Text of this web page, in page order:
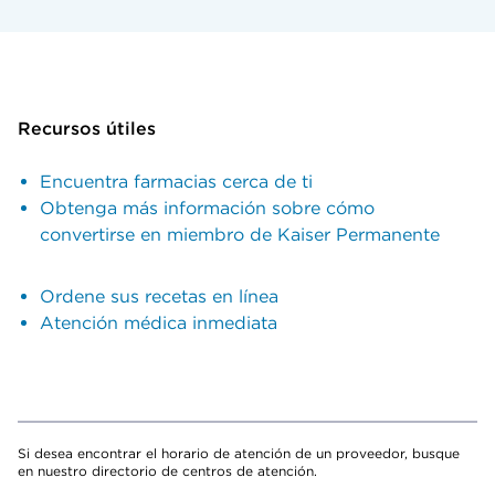
Recursos útiles
Encuentra farmacias cerca de ti
Obtenga más información sobre cómo
convertirse en miembro de Kaiser Permanente
Ordene sus recetas en línea
Atención médica inmediata
Si desea encontrar el horario de atención de un proveedor, busque
en nuestro directorio de centros de atención.